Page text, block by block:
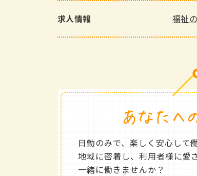
求人情報 福祉
日勤のみで、楽しく安心して
地域に密着し、利用者様に愛
一緒に働きませんか？